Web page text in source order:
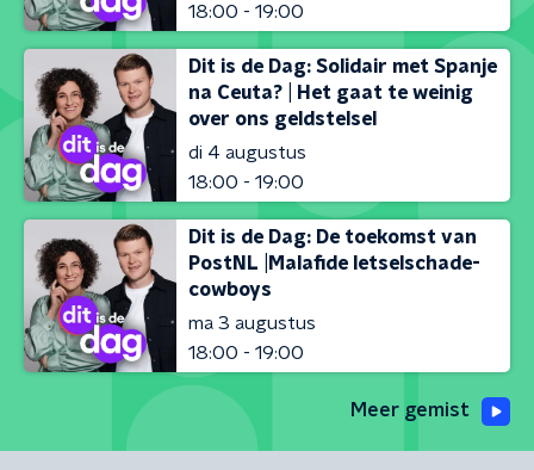
18:00 - 19:00
Dit is de Dag: Solidair met Spanje
na Ceuta? | Het gaat te weinig
over ons geldstelsel
di 4 augustus
18:00 - 19:00
Dit is de Dag: De toekomst van
PostNL |Malafide letselschade-
cowboys
ma 3 augustus
18:00 - 19:00
Meer gemist